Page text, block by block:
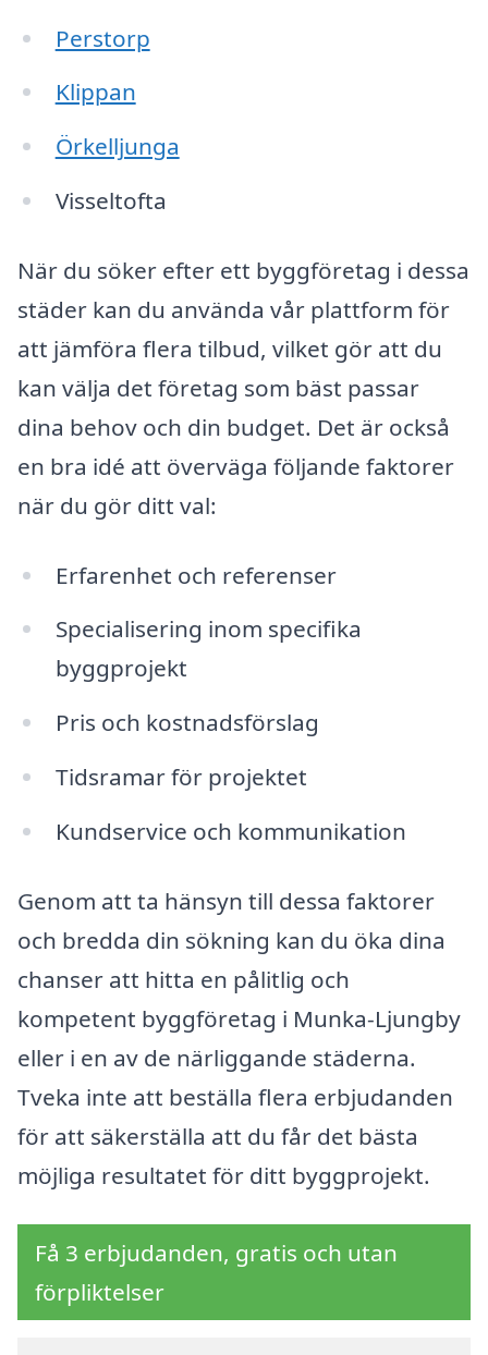
Perstorp
Klippan
Örkelljunga
Visseltofta
När du söker efter ett byggföretag i dessa
städer kan du använda vår plattform för
att jämföra flera tilbud, vilket gör att du
kan välja det företag som bäst passar
dina behov och din budget. Det är också
en bra idé att överväga följande faktorer
när du gör ditt val:
Erfarenhet och referenser
Specialisering inom specifika
byggprojekt
Pris och kostnadsförslag
Tidsramar för projektet
Kundservice och kommunikation
Genom att ta hänsyn till dessa faktorer
och bredda din sökning kan du öka dina
chanser att hitta en pålitlig och
kompetent byggföretag i Munka-Ljungby
eller i en av de närliggande städerna.
Tveka inte att beställa flera erbjudanden
för att säkerställa att du får det bästa
möjliga resultatet för ditt byggprojekt.
Få 3 erbjudanden, gratis och utan
förpliktelser